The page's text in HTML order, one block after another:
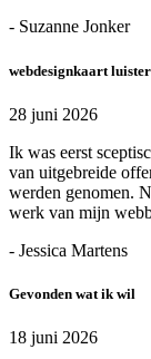
- Suzanne Jonker
webdesignkaart
28 juni 2026
Ik was eerst
van uitgebreide
werden genomen.
werk van mijn
- Jessica Martens
Gevonden wat ik wil
18 juni 2026